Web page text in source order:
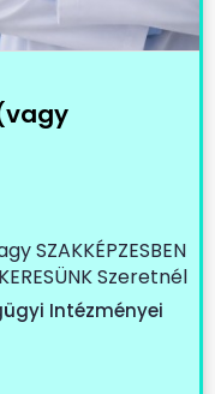
SZAKKÉPZESBEN
Szeretnél
Intézményei